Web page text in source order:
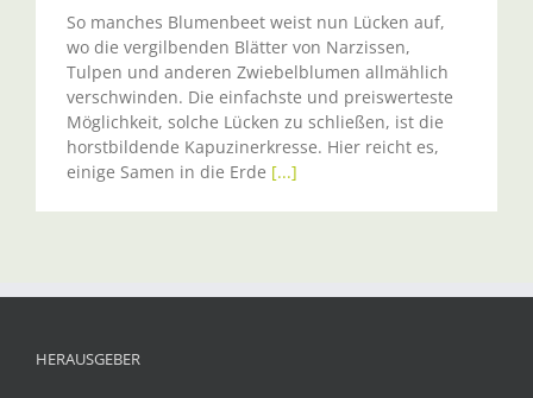
So manches Blumenbeet weist nun Lücken auf,
wo die vergilbenden Blätter von Narzissen,
Tulpen und anderen Zwiebelblumen allmählich
verschwinden. Die einfachste und preiswerteste
Möglichkeit, solche Lücken zu schließen, ist die
horstbildende Kapuzinerkresse. Hier reicht es,
einige Samen in die Erde [...]
HERAUSGEBER